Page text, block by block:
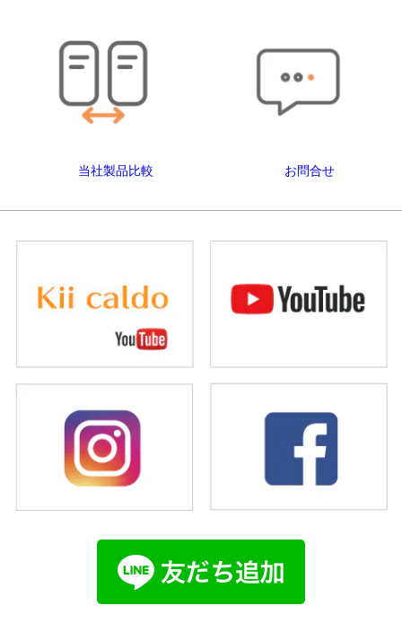
当社製品比較 お問合せ